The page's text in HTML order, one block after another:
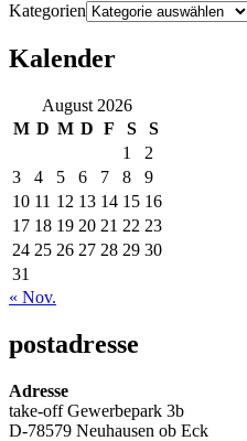
Kategorien
Kalender
August 2026
M D M D F S
S
1
2
3
4 5 6 7 8
9
10 11 12 13 14 15 16
17 18 19 20 21 22 23
24 25 26 27 28 29 30
31
« Nov.
postadresse
Adresse
take-off Gewerbepark 3b
D-78579 Neuhausen ob Eck